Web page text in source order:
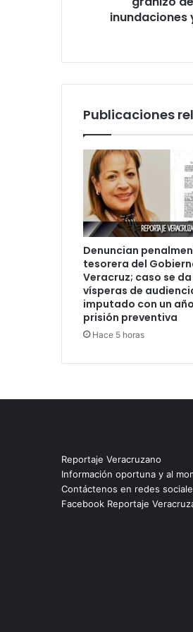
inundaciones
Publicaciones
Denuncian
tesorera del
Veracruz; caso se da
vísperas de
imputado con un
prisión preventiva
Hace 5 horas
Reportaje Veracruzano
Información oportuna y al
Contáctenos en redes
Facebook Reportaje